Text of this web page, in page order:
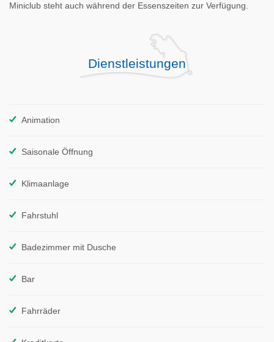
Miniclub steht auch während der Essenszeiten zur Verfügung.
Dienstleistungen
Animation
Saisonale Öffnung
Klimaanlage
Fahrstuhl
Badezimmer mit Dusche
Bar
Fahrräder